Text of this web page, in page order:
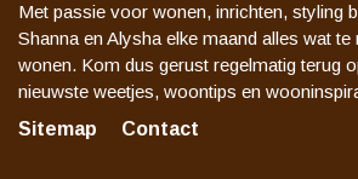
Met passie voor wonen, inrichten, styling
Shanna en Alysha elke maand alles wat
wonen. Kom dus gerust regelmatig terug
nieuwste weetjes, woontips en
Sitemap
Contact